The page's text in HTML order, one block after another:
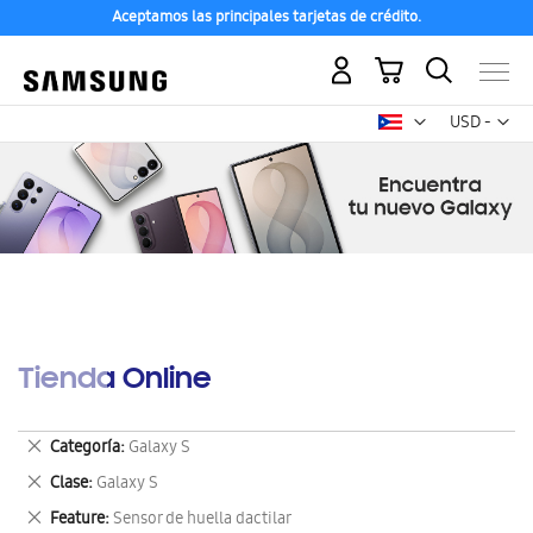
Aceptamos las principales tarjetas de crédito.
USD -
dólar
Mi carrito
Tienda Online
Categoría Galaxy S
Eliminar
este
artículo
Clase Galaxy S
Eliminar
este
Feature Sensor de huella dactilar
Eliminar